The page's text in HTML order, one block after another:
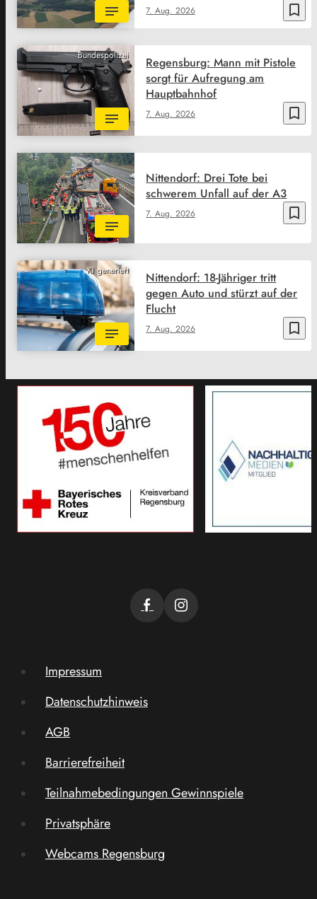
bookmark_border
7. Aug. 2026
Bundespolizei
bookmark_border
7. Aug. 2026
Regensburg: Mann mit Pistole
sorgt für Aufregung am
Hauptbahnhof
bookmark_border
7. Aug. 2026
Nittendorf: Drei Tote bei
schwerem Unfall auf der A3
KI generiert
bookmark_border
7. Aug. 2026
Nittendorf: 18-Jähriger tritt
gegen Auto und stürzt auf der
Flucht
Impressum
Datenschutzhinweis
AGB
Barrierefreiheit
Teilnahmebedingungen Gewinnspiele
Privatsphäre
Webcams Regensburg